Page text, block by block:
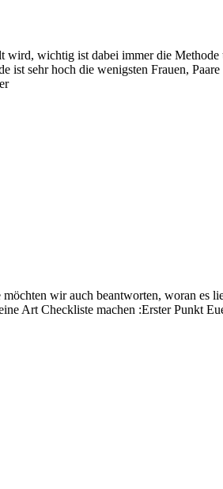
wird, wichtig ist dabei immer die Methode
sehr hoch die wenigsten Frauen,
möchten wir auch beantworten, woran es
Art Checkliste machen :Erster Punkt